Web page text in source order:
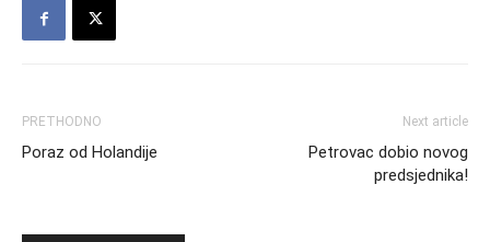
PRETHODNO
Poraz od Holandije
Next article
Petrovac dobio novog
predsjednika!